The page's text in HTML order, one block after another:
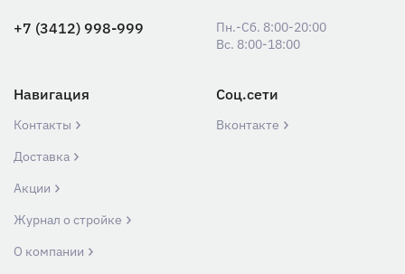
+7 (3412) 998-999
Пн.-Сб. 8:00-20:00
Вс. 8:00-18:00
Навигация
Контакты
Доставка
Акции
Журнал о стройке
О компании
Соц.сети
Вконтакте